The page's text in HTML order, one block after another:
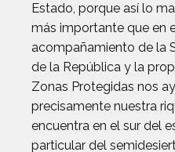
Estado, porque así lo
más importante que en
acompañamiento de la
de la República y la
Zonas Protegidas nos
precisamente nuestra
encuentra en el sur del
particular del